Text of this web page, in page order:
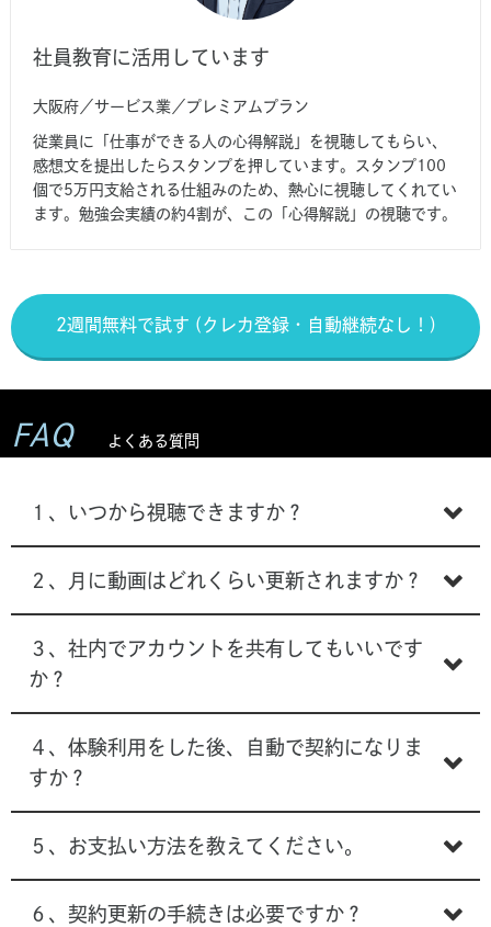
社員教育に活用しています
大阪府／サービス業／プレミアムプラン
従業員に「仕事ができる人の心得解説」を視聴してもらい、
感想文を提出したらスタンプを押しています。スタンプ100
個で5万円支給される仕組みのため、熱心に視聴してくれてい
ます。勉強会実績の約4割が、この「心得解説」の視聴です。
2週間無料で試す (クレカ登録・自動継続なし！)
FAQ よくある質問
１、いつから視聴できますか？
２、月に動画はどれくらい更新されますか？
３、社内でアカウントを共有してもいいです
か？
４、体験利用をした後、自動で契約になりま
すか？
５、お支払い方法を教えてください。
６、契約更新の手続きは必要ですか？